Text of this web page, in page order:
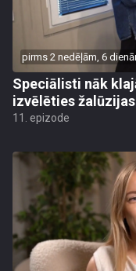
pirms 2 nedēļām, 6
Speciālisti nāk
izvēlēties
11. epizode